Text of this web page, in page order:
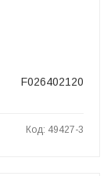
F026402120
Код: 49427-3